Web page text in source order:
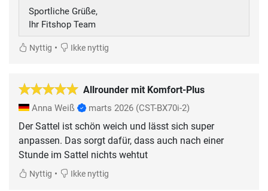
Sportliche Grüße,
Ihr Fitshop Team
Nyttig • Ikke nyttig
Allrounder mit Komfort-Plus
Anna Weiß marts 2026 (CST-BX70i-2)
Der Sattel ist schön weich und lässt sich super
anpassen. Das sorgt dafür, dass auch nach einer
Stunde im Sattel nichts wehtut
Nyttig • Ikke nyttig